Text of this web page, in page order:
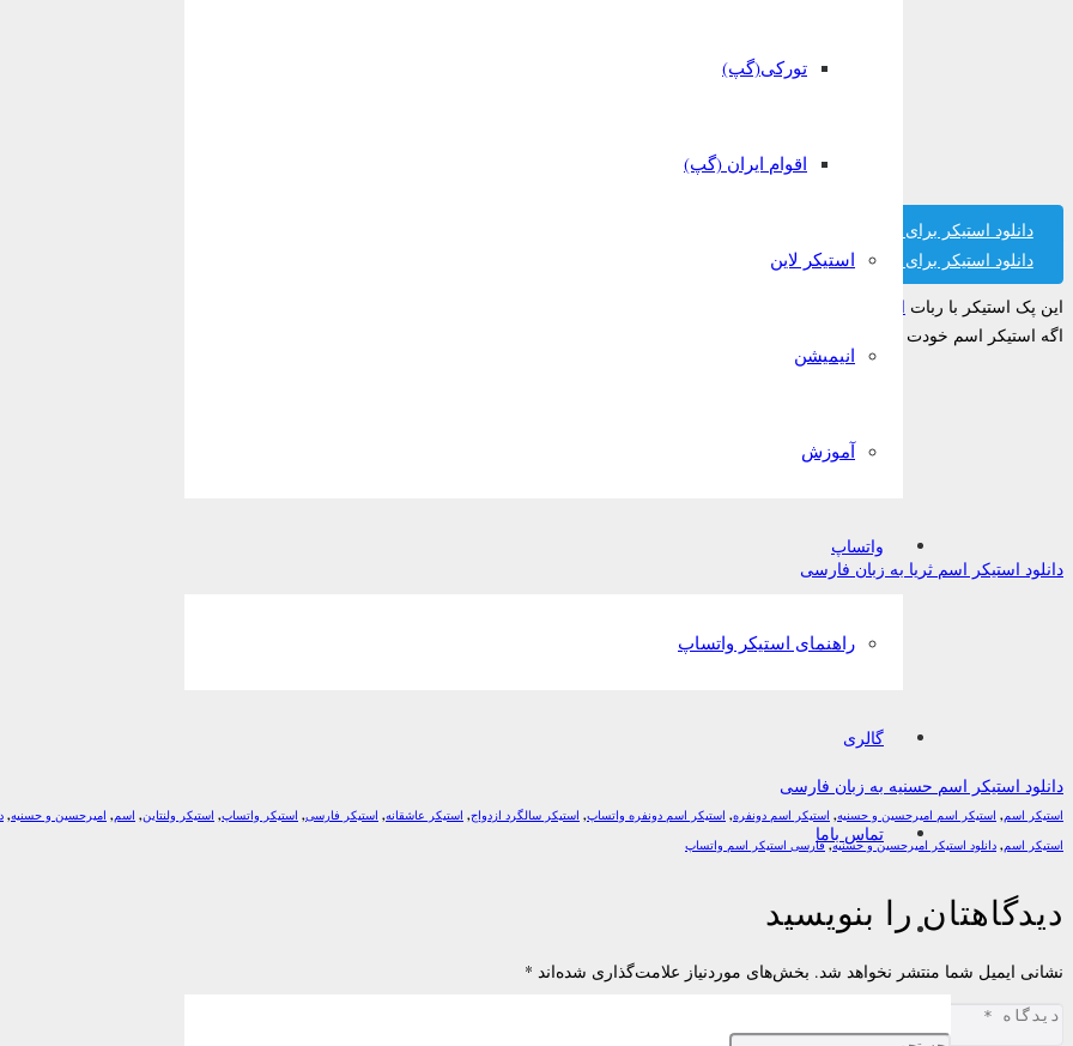
تورکی(گپ)
اقوام ایران (گپ)
استیکر لاین
انیمیشن
آموزش
واتساپ
راهنمای استیکر واتساپ
گالری
تماس باما
دانلود استیکر برای تلگرام
دانلود استیکر برای واتساپ
این پک استیکر با ربات استیکر ساز قونشو
اگه استیکر اسم خودت رو پیدا نکردی میتونی تو ربات قونشو رایگان بسازیش!
دانلود استیکر اسم ثریا به زبان فارسی
دانلود استیکر اسم حسنیه به زبان فارسی
استیکر اسم, استیکر اسم امیرحسین و حسنیه, استیکر اسم دونفره, استیکر اسم دونفره واتساپ, استیکر سالگرد ازدواج, استیکر عاشقانه, استیکر فارسی, استیکر واتساپ, استیکر ولنتاین, اسم, امیرحسین و حسنیه,
استیکر اسم, دانلود استیکر امیرحسین و حسنیه,فارسی استیکر اسم واتساپ
دیدگاهتان را بنویسید
نشانی ایمیل شما منتشر نخواهد شد. بخش‌های موردنیاز علامت‌گذاری شده‌اند *